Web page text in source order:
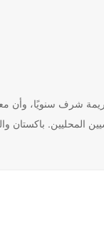
النشطاء في حقوق الإنسان أنه يتم
باكستان